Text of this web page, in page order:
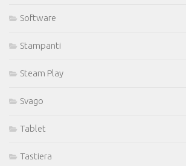
Software
Stampanti
Steam Play
Svago
Tablet
Tastiera